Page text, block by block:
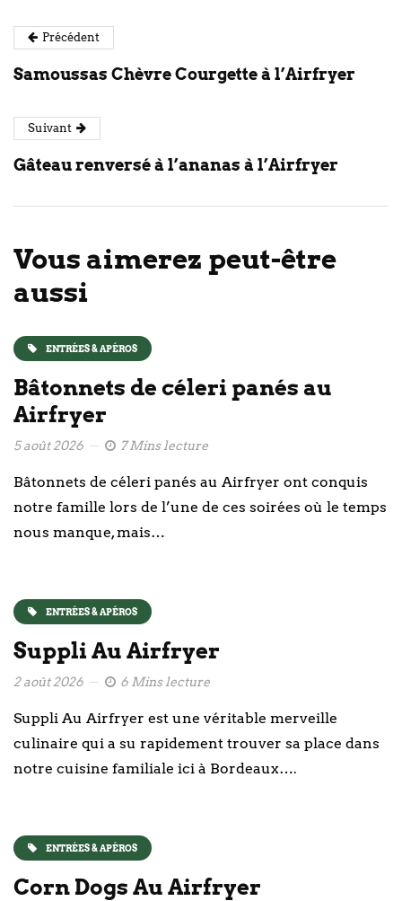
Précédent
Samoussas Chèvre Courgette à l’Airfryer
Suivant
Gâteau renversé à l’ananas à l’Airfryer
Vous aimerez peut-être
aussi
ENTRÉES & APÉROS
Bâtonnets de céleri panés au
Airfryer
5 août 2026 7 Mins lecture
Bâtonnets de céleri panés au Airfryer ont conquis
notre famille lors de l’une de ces soirées où le temps
nous manque, mais…
ENTRÉES & APÉROS
Suppli Au Airfryer
2 août 2026 6 Mins lecture
Suppli Au Airfryer est une véritable merveille
culinaire qui a su rapidement trouver sa place dans
notre cuisine familiale ici à Bordeaux….
ENTRÉES & APÉROS
Corn Dogs Au Airfryer